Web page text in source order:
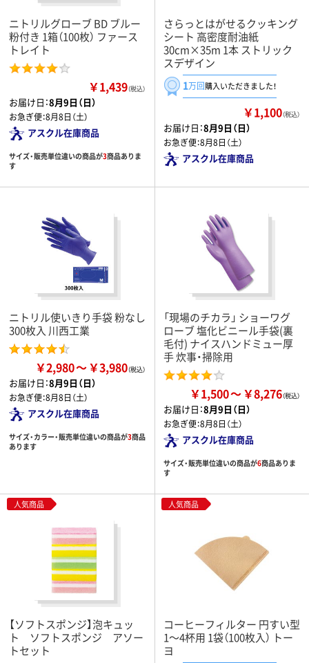
ニトリルグローブ BD ブルー
粉付き 1箱（100枚） ファース
トレイト
￥1,439（税込）
お届け日：8月9日（日）
お急ぎ便：8月8日（土）
アスクル在庫商品
サイズ・販売単位違いの商品が3商品ありま
す
さらっとはがせるクッキング
シート 高密度耐油紙
30cm×35m 1本 ストリック
スデザイン
1万回購入いただきました！
￥1,100（税込）
お届け日：8月9日（日）
お急ぎ便：8月8日（土）
アスクル在庫商品
ニトリル使いきり手袋 粉なし
300枚入 川西工業
￥2,980 ￥3,980
お届け日：8月9日（日）
お急ぎ便：8月8日（土）
アスクル在庫商品
サイズ・カラー・販売単位違いの商品が3商品
あります
「現場のチカラ」 ショーワグ
ローブ 塩化ビニール手袋(裏
毛付) ナイスハンドミュー厚
手 炊事・掃除用
￥1,500 ￥8,276
お届け日：8月9日（日）
お急ぎ便：8月8日（土）
アスクル在庫商品
サイズ・販売単位違いの商品が6商品ありま
す
人気商品
【ソフトスポンジ】泡キュッ
ト ソフトスポンジ アソー
トセット
人気商品
コーヒーフィルター 円すい型
1～4杯用 1袋（100枚入） トー
ヨ